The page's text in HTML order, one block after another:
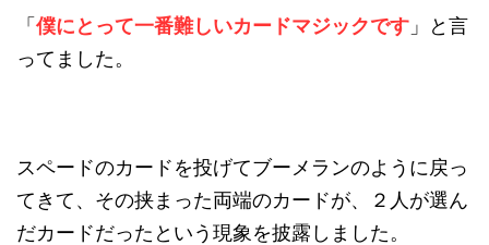
「僕にとって一番難しいカードマジックです 」
と言
ってました。
スペードのカードを投げてブーメランのように戻っ
てきて、その挟まった両端のカードが、２人が選ん
だカードだったという現象を披露しました。